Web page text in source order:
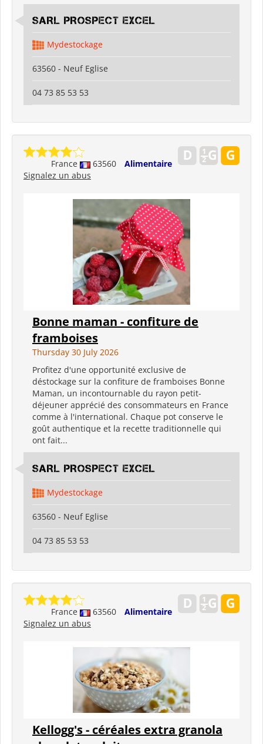
SARL PROSPECT EXCEL
Mydestockage
63560 - Neuf Eglise
04 73 85 53 53
France 63560
Alimentaire
Signalez un abus
Bonne maman - confiture de
framboises
Thursday 30 July 2026
Profitez d'une opportunité exclusive de
déstockage sur la confiture de framboises Bonne
Maman, un incontournable du rayon petit-
déjeuner apprécié des consommateurs en France
comme à l'international. Chaque pot conserve le
goût authentique et la recette traditionnelle qui
ont fait...
SARL PROSPECT EXCEL
Mydestockage
63560 - Neuf Eglise
04 73 85 53 53
France 63560
Alimentaire
Signalez un abus
Kellogg's - céréales extra granola